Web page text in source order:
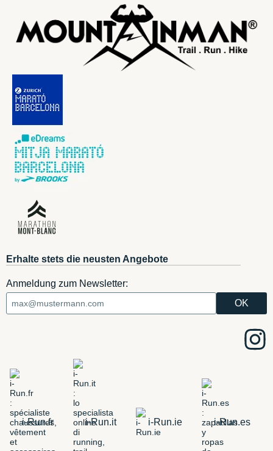
Erhalte stets die neusten Angebote
Anmeldung zum Newsletter:
i-Run.fr i-Run.it i-Run.ie i-Run.es